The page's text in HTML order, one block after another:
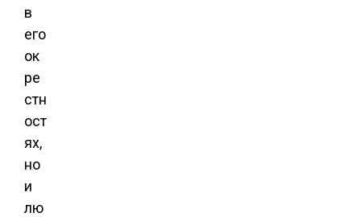
в
его
ок
ре
стн
ост
ях,
но
и
лю